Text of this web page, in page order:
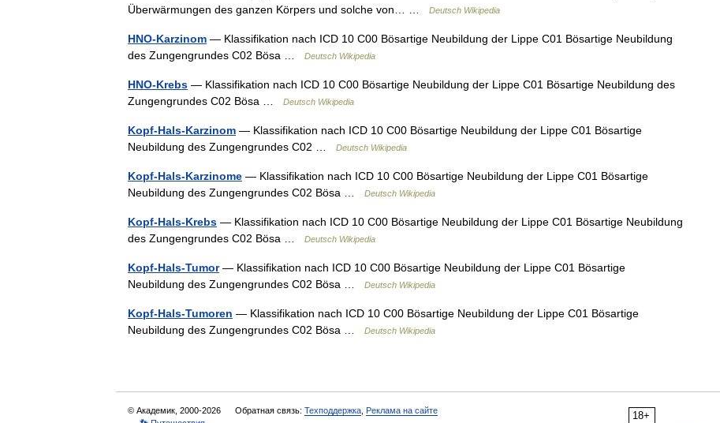
Überwärmungen des ganzen Körpers und solche von… …
Deutsch Wikipedia
HNO-Karzinom — Klassifikation nach ICD 10 C00 Bösartige Neubildung der Lippe C01 Bösartige Neubildung
des Zungengrundes C02 Bösa …
Deutsch Wikipedia
HNO-Krebs — Klassifikation nach ICD 10 C00 Bösartige Neubildung der Lippe C01 Bösartige Neubildung des
Zungengrundes C02 Bösa …
Deutsch Wikipedia
Kopf-Hals-Karzinom — Klassifikation nach ICD 10 C00 Bösartige Neubildung der Lippe C01 Bösartige
Neubildung des Zungengrundes C02 …
Deutsch Wikipedia
Kopf-Hals-Karzinome — Klassifikation nach ICD 10 C00 Bösartige Neubildung der Lippe C01 Bösartige
Neubildung des Zungengrundes C02 Bösa …
Deutsch Wikipedia
Kopf-Hals-Krebs — Klassifikation nach ICD 10 C00 Bösartige Neubildung der Lippe C01 Bösartige Neubildung
des Zungengrundes C02 Bösa …
Deutsch Wikipedia
Kopf-Hals-Tumor— Klassifikation nach ICD 10 C00 Bösartige Neubildung der Lippe C01 Bösartige
Neubildung des Zungengrundes C02 Bösa …
Deutsch Wikipedia
Kopf-Hals-Tumoren — Klassifikation nach ICD 10 C00 Bösartige Neubildung der Lippe C01 Bösartige
Neubildung des Zungengrundes C02 Bösa …
Deutsch Wikipedia
18+
© Академик, 2000-2026 Обратная связь: Техподдержка Реклама на сайте